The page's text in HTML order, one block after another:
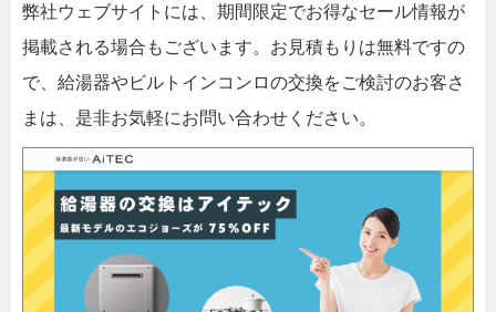
弊社ウェブサイトには、期間限定でお得なセール情報が
掲載される場合もございます。お見積もりは無料ですの
で、給湯器やビルトインコンロの交換をご検討のお客さ
まは、是非お気軽にお問い合わせください。